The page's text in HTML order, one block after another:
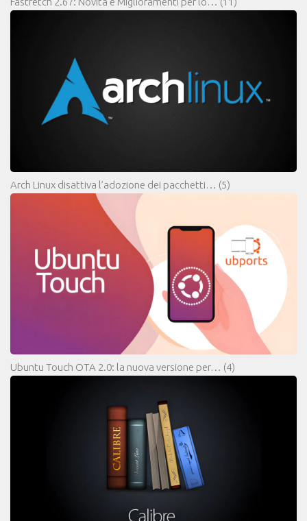
Arch Linux disattiva l’adozione dei pacchetti… (5)
Ubuntu Touch OTA 2.0: la nuova versione per… (4)